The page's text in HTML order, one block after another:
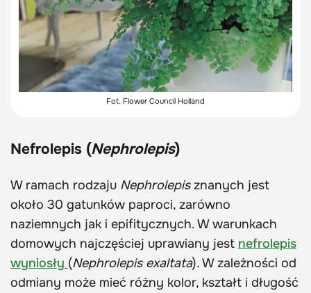
Fot. Flower Council Holland
Nefrolepis (Nephrolepis)
W ramach rodzaju Nephrolepisznanych jest
około 30 gatunków paproci, zarówno
naziemnych jak i epifitycznych. W warunkach
domowych najczęściej uprawiany jest nefrolepis
wyniosły (Nephrolepis exaltata). W zależności od
odmiany może mieć różny kolor, kształt i długość